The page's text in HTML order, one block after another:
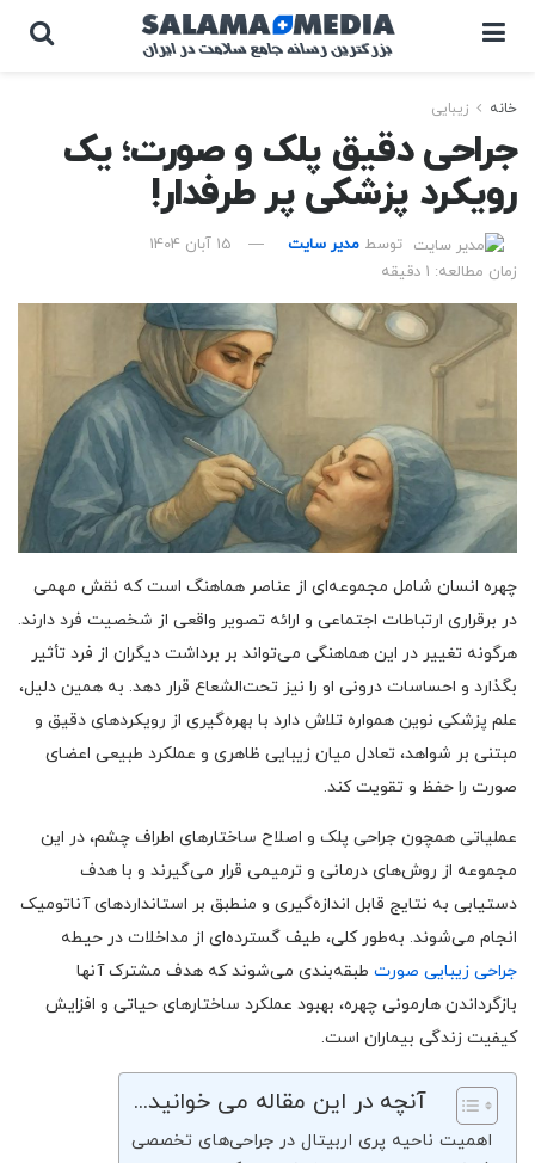
خانه زیبایی
جراحی دقیق پلک و صورت؛ یک
رویکرد پزشکی پر طرفدار!
توسط مدیر سایت
15 آبان 1404
زمان مطالعه: 1 دقیقه
چهره انسان شامل مجموعه‌ای از عناصر هماهنگ است که نقش مهمی
در برقراری ارتباطات اجتماعی و ارائه تصویر واقعی از شخصیت فرد دارند.
هرگونه تغییر در این هماهنگی می‌تواند بر برداشت دیگران از فرد تأثیر
بگذارد و احساسات درونی او را نیز تحت‌الشعاع قرار دهد. به همین دلیل،
علم پزشکی نوین همواره تلاش دارد با بهره‌گیری از رویکردهای دقیق و
مبتنی بر شواهد، تعادل میان زیبایی ظاهری و عملکرد طبیعی اعضای
صورت را حفظ و تقویت کند.
عملیاتی همچون جراحی پلک و اصلاح ساختارهای اطراف چشم، در این
مجموعه از روش‌های درمانی و ترمیمی قرار می‌گیرند و با هدف
دستیابی به نتایج قابل اندازه‌گیری و منطبق بر استانداردهای آناتومیک
انجام می‌شوند. به‌طور کلی، طیف گسترده‌ای از مداخلات در حیطه
جراحی زیبایی صورت طبقه‌بندی می‌شوند که هدف مشترک آنها
بازگرداندن هارمونی چهره، بهبود عملکرد ساختارهای حیاتی و افزایش
کیفیت زندگی بیماران است.
آنچه در این مقاله می خوانید...
اهمیت ناحیه پری‌ اربیتال در جراحی‌های تخصصی